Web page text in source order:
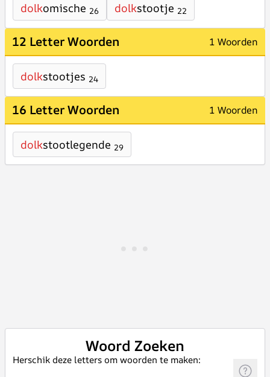
dolkomische 26 dolkstootje 22
12 Letter Woorden 1 Woorden
dolkstootjes 24
16 Letter Woorden 1 Woorden
dolkstootlegende 29
Woord Zoeken
Herschik deze letters om woorden te maken: